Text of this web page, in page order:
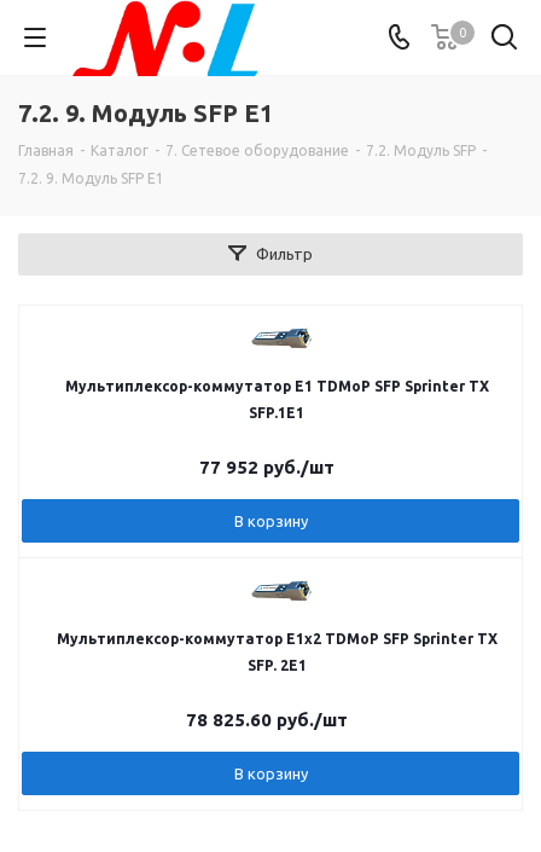
0
7.2. 9. Модуль SFP E1
Главная - Каталог - 7. Сетевое оборудование - 7.2. Модуль SFP -
7.2. 9. Модуль SFP E1
Фильтр
Мультиплексор-коммутатор E1 TDMoP SFP Sprinter TX
SFP.1Е1
77 952 руб./шт
В корзину
Мультиплексор-коммутатор E1х2 TDMoP SFP Sprinter ТХ
SFP. 2E1
78 825.60руб./шт
В корзину